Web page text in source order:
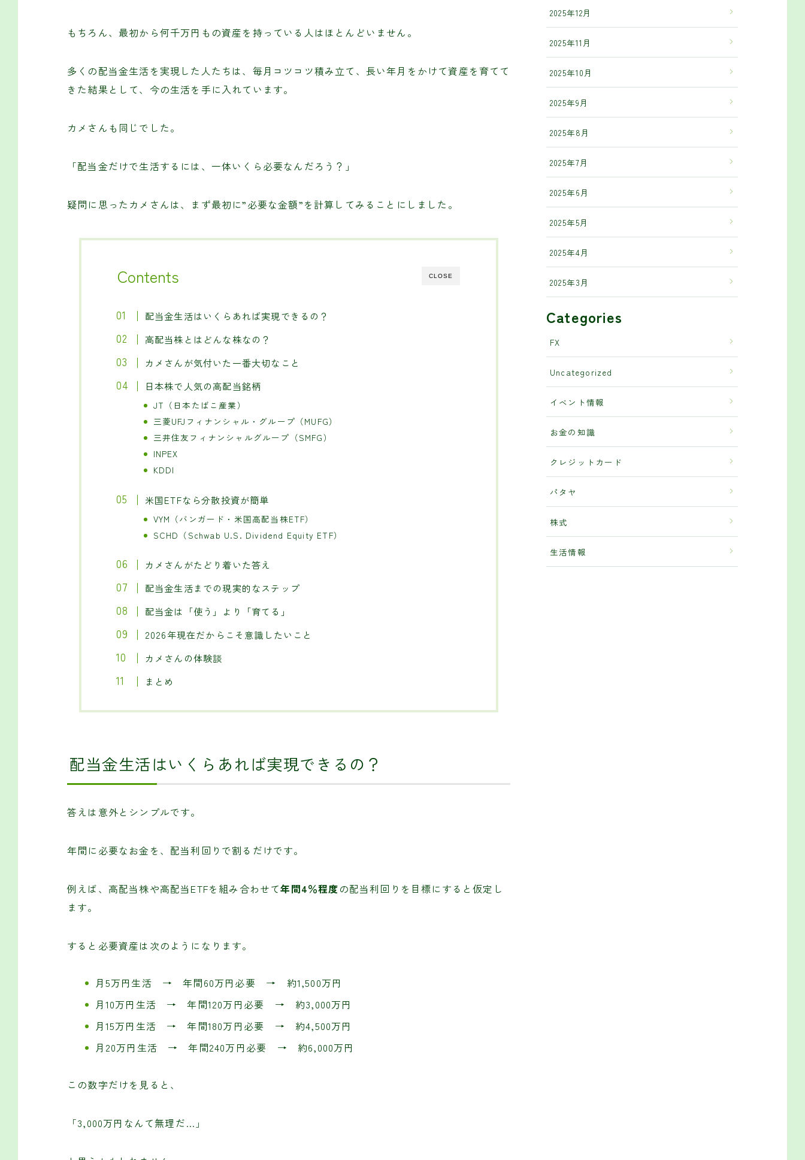
もちろん、最初から何千万円もの資産を持っている人はほとんどいません。
多くの配当金生活を実現した人たちは、毎月コツコツ積み立て、長い年月をかけて資産を育てて
きた結果として、今の生活を手に入れています。
カメさんも同じでした。
「配当金だけで生活するには、一体いくら必要なんだろう？」
疑問に思ったカメさんは、まず最初に”必要な金額”を計算してみることにしました。
CLOSE
Contents
配当金生活はいくらあれば実現できるの？
高配当株とはどんな株なの？
カメさんが気付いた一番大切なこと
日本株で人気の高配当銘柄
JT（日本たばこ産業）
三菱UFJフィナンシャル・グループ（MUFG）
三井住友フィナンシャルグループ（SMFG）
INPEX
KDDI
米国ETFなら分散投資が簡単
VYM（バンガード・米国高配当株ETF）
SCHD（Schwab U.S. Dividend Equity ETF）
カメさんがたどり着いた答え
配当金生活までの現実的なステップ
配当金は「使う」より「育てる」
2026年現在だからこそ意識したいこと
カメさんの体験談
まとめ
配当金生活はいくらあれば実現できるの？
答えは意外とシンプルです。
年間に必要なお金を、配当利回りで割るだけです。
例えば、高配当株や高配当ETFを組み合わせて年間4％程度の配当利回りを目標にすると仮定し
ます。
すると必要資産は次のようになります。
月5万円生活 → 年間60万円必要 → 約1,500万円
月10万円生活 → 年間120万円必要 → 約3,000万円
月15万円生活 → 年間180万円必要 → 約4,500万円
月20万円生活 → 年間240万円必要 → 約6,000万円
この数字だけを見ると、
「3,000万円なんて無理だ…」
2025年12月
2025年11月
2025年10月
2025年9月
2025年8月
2025年7月
2025年6月
2025年5月
2025年4月
2025年3月
Categories
FX
Uncategorized
イベント情報
お金の知識
クレジットカード
パタヤ
株式
生活情報